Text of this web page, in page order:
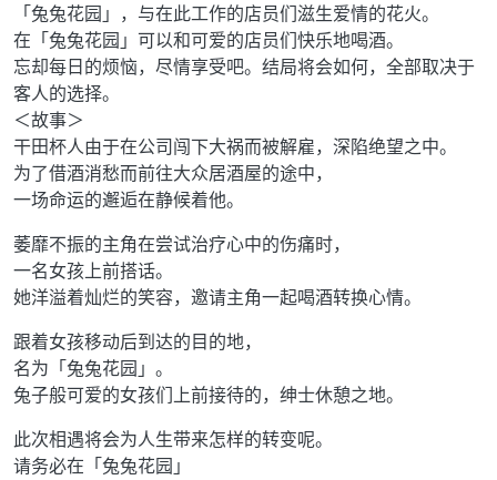
「兔兔花园」，与在此工作的店员们滋生爱情的花火。
在「兔兔花园」可以和可爱的店员们快乐地喝酒。
忘却每日的烦恼，尽情享受吧。结局将会如何，全部取决于
客人的选择。
＜故事＞
干田杯人由于在公司闯下大祸而被解雇，深陷绝望之中。
为了借酒消愁而前往大众居酒屋的途中，
一场命运的邂逅在静候着他。
萎靡不振的主角在尝试治疗心中的伤痛时，
一名女孩上前搭话。
她洋溢着灿烂的笑容，邀请主角一起喝酒转换心情。
跟着女孩移动后到达的目的地，
名为「兔兔花园」。
兔子般可爱的女孩们上前接待的，绅士休憩之地。
此次相遇将会为人生带来怎样的转变呢。
请务必在「兔兔花园」